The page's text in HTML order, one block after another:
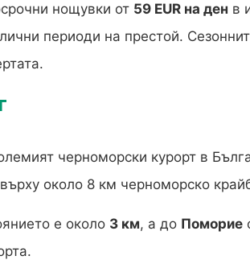
нощувки от 59 EUR на ден в
периоди на престой.
черноморски курорт в
около 8 км черноморско
е около 3 км, а до Поморие